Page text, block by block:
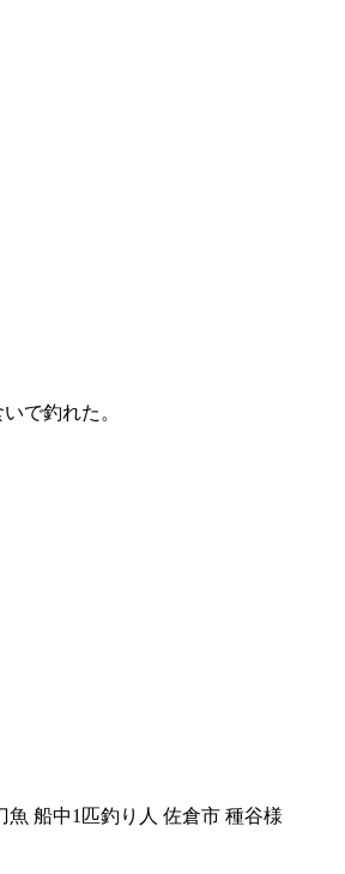
で釣れた。
船中1匹釣り人 佐倉市 種谷様